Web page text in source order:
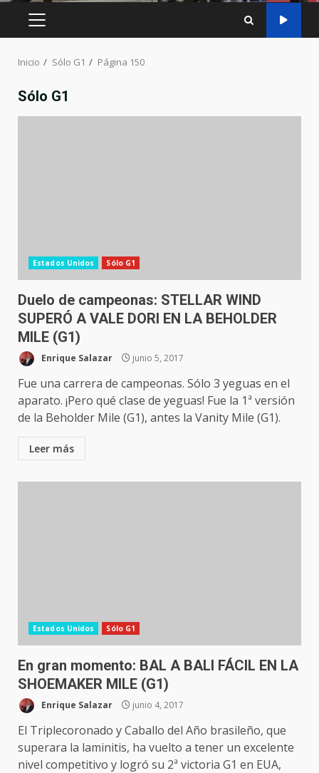
MENÚ
Inicio Sólo G1 Página 150
Sólo G1
Estados Unidos Sólo G1
Duelo de campeonas: STELLAR WIND
SUPERÓ A VALE DORI EN LA BEHOLDER
MILE (G1)
Enrique Salazar junio 5, 2017
Fue una carrera de campeonas. Sólo 3 yeguas en el
aparato. ¡Pero qué clase de yeguas! Fue la 1ª versión
de la Beholder Mile (G1), antes la Vanity Mile (G1).
Leer más
Estados Unidos Sólo G1
En gran momento: BAL A BALI FÁCIL EN LA
SHOEMAKER MILE (G1)
Enrique Salazar junio 4, 2017
El Triplecoronado y Caballo del Año brasileño, que
superara la laminitis, ha vuelto a tener un excelente
nivel competitivo y logró su 2ª victoria G1 en EUA,